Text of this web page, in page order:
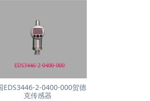
EDS3446-2-0400-000贺德
克传感器